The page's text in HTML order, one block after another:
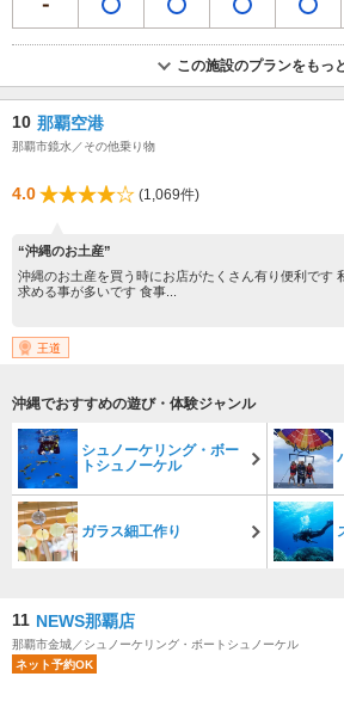
この施設のプランをもっ
10 那覇空港
那覇市鏡水／その他乗り物
4.0 (1,069件)
“沖縄のお土産”
沖縄のお土産を買う時にお店がたくさん有り便利です
求める事が多いです 食事...
王道
沖縄でおすすめの遊び・体験ジャンル
シュノーケリング・ボー
トシュノーケル
ガラス細工作り
11 NEWS那覇店
那覇市金城／シュノーケリング・ボートシュノーケル
ネット予約OK